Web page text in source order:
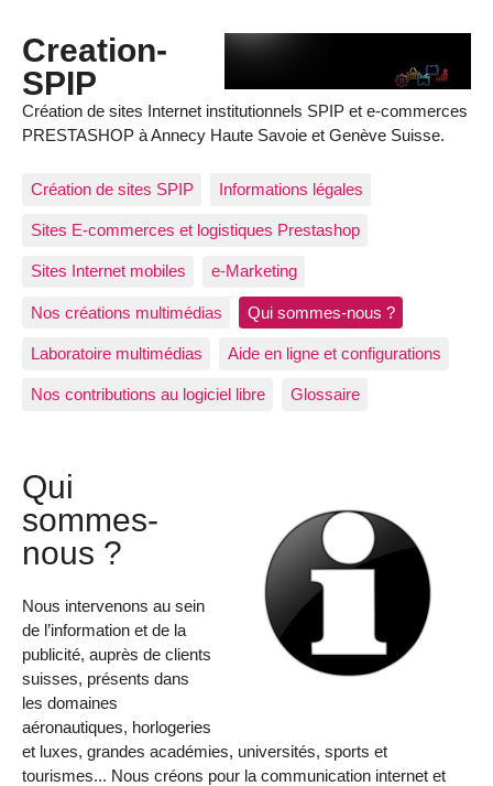
Creation-
SPIP
Création de sites Internet institutionnels SPIP et e-commerces
PRESTASHOP à Annecy Haute Savoie et Genève Suisse.
Création de sites SPIP Informations légales
Sites E-commerces et logistiques Prestashop
Sites Internet mobiles e-Marketing
Nos créations multimédias Qui sommes-nous ?
Laboratoire multimédias Aide en ligne et configurations
Nos contributions au logiciel libre Glossaire
Qui
sommes-
nous ?
Nous intervenons au sein
de l’information et de la
publicité, auprès de clients
suisses, présents dans
les domaines
aéronautiques, horlogeries
et luxes, grandes académies, universités, sports et
tourismes... Nous créons pour la communication internet et